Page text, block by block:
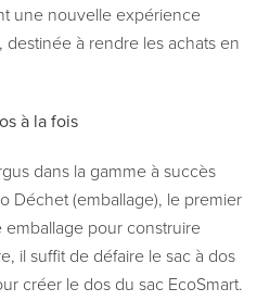
une nouvelle expérience
à rendre les achats en
à la fois
dans la gamme à succès
Déchet (emballage), le premier
emballage pour construire
il suffit de défaire le sac à dos
créer le dos du sac EcoSmart.